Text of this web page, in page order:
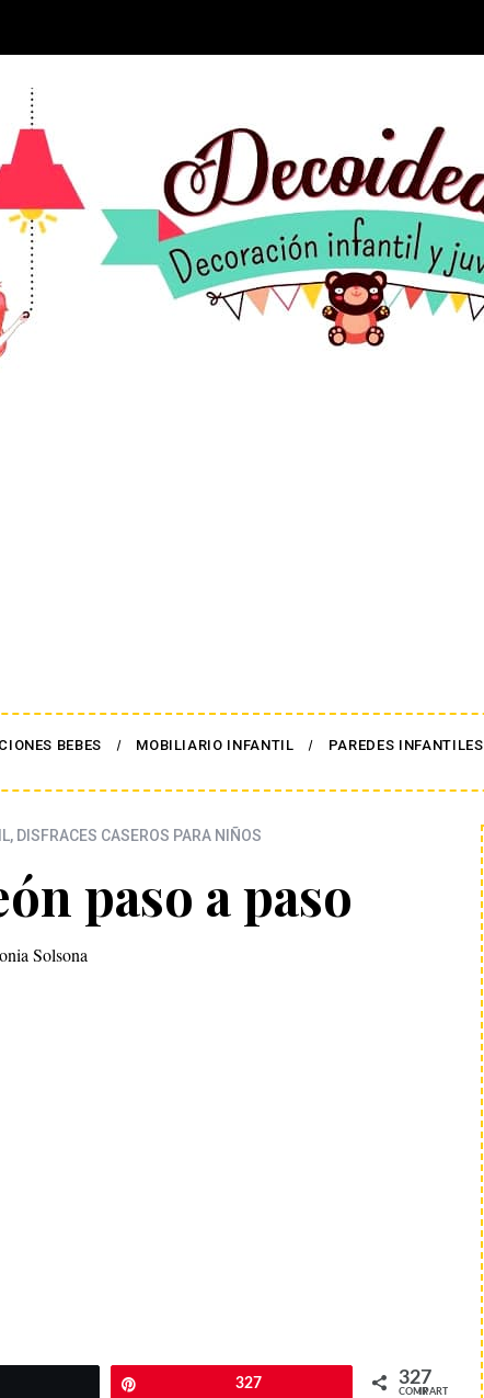
BEBES MOBILIARIO INFANTIL PAREDES INFANTILES
, DISFRACES CASEROS PARA NIÑOS
paso a paso
Solsona
327 327
COMPARTIR